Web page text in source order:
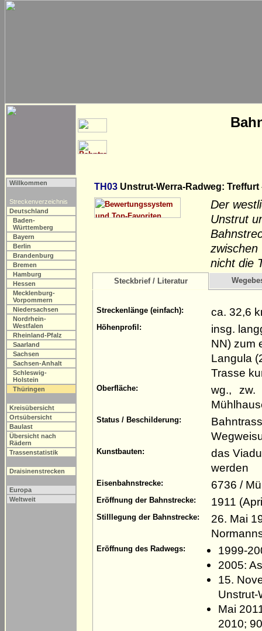
Willkommen
Streckenverzeichnis
Deutschland
Baden-
Württemberg
Bayern
Berlin
Brandenburg
Bremen
Hamburg
Hessen
Mecklenburg-
Vorpommern
Niedersachsen
Nordrhein-
Westfalen
Rheinland-Pfalz
Saarland
Sachsen
Sachsen-Anhalt
Schleswig-
Holstein
Thüringen
Kreisübersicht
Ortsübersicht
Baulast
Übersicht nach
Rädern
Trassenstatistik
Draisinenstrecken
Europa
Weltweit
TH03 Unstrut-Werra-Radweg:
Der
Unstrut
zwischen
nicht die
Steckbrief / Literatur
Streckenlänge (einfach): ca. 32,6
Höhenprofil:
insg.
NN) zum
Langula
Trasse
Oberfläche:
wg., zw.
Status / Beschilderung:
Kunstbauten:
das
werden
Eisenbahnstrecke: 6736 /
Eröffnung der Bahnstrecke: 1911
Stilllegung der Bahnstrecke:
26. Mai
Eröffnung des Radwegs:
1999-
2005:
15.
Unstrut-
Mai
2010;